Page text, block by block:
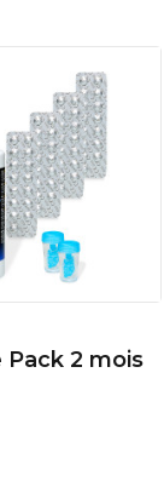
Pack 2 mois